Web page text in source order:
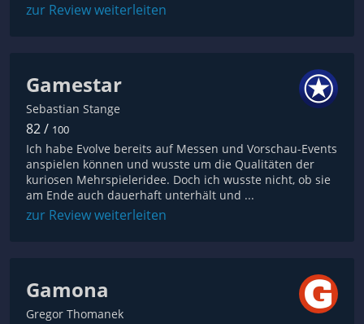
zur Review weiterleiten
Gamestar
Sebastian Stange
82 / 100
Ich habe Evolve bereits auf Messen und Vorschau-Events
anspielen können und wusste um die Qualitäten der
kuriosen Mehrspieleridee. Doch ich wusste nicht, ob sie
am Ende auch dauerhaft unterhält und ...
zur Review weiterleiten
Gamona
Gregor Thomanek